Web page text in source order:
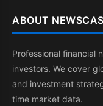
ABOUT
Professional financial
investors. We cover
and investment
time market data.